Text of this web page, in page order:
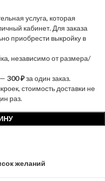
услуга, которая
кабинет. Для заказа
приобрести выкройку в
независимо от размера/
300 ₽за один заказ.
стоимость доставки не
раз.
желаний